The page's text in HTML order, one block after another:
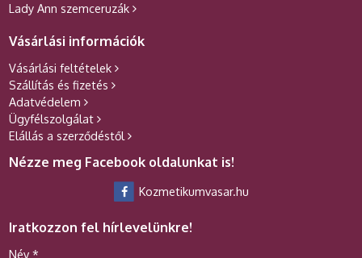
Lady Ann szemceruzák
Vásárlási információk
Vásárlási feltételek
Szállítás és fizetés
Adatvédelem
Ügyfélszolgálat
Elállás a szerződéstől
Nézze meg Facebook oldalunkat is!
Kozmetikumvasar.hu
Iratkozzon fel hírlevelünkre!
-
Név *